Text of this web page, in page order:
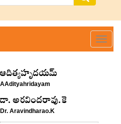
Toggle
ఆదిత్యహృదయమ్
AAdityahridayam
డా. అరవిందరావు.కె
Dr. Aravindharao.K